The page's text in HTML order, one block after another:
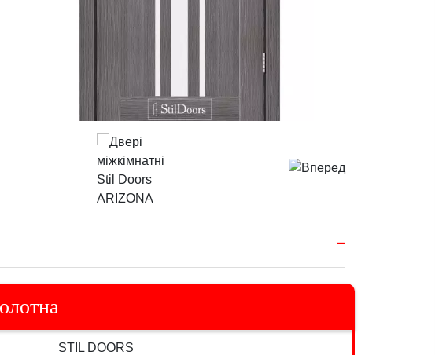
STIL DOORS